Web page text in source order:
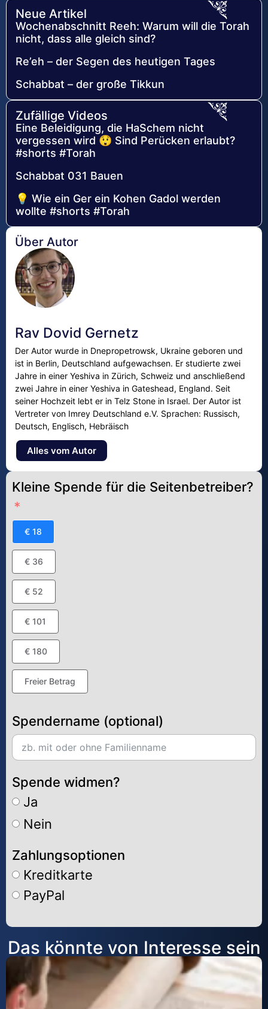
Neue Artikel
Wochenabschnitt Reeh: Warum will die Torah
nicht, dass alle gleich sind?
Re’eh – der Segen des heutigen Tages
Schabbat – der große Tikkun
Zufällige Videos
Eine Beleidigung, die HaSchem nicht
vergessen wird 😲 Sind Perücken erlaubt?
#shorts #Torah
Schabbat 031 Bauen
💡 Wie ein Ger ein Kohen Gadol werden
wollte #shorts #Torah
Über Autor
Rav Dovid Gernetz
Der Autor wurde in Dnepropetrowsk, Ukraine geboren und
ist in Berlin, Deutschland aufgewachsen. Er studierte zwei
Jahre in einer Yeshiva in Zürich, Schweiz und anschließend
zwei Jahre in einer Yeshiva in Gateshead, England. Seit
seiner Hochzeit lebt er in Telz Stone in Israel. Der Autor ist
Vertreter von Imrey Deutschland e.V. Sprachen: Russisch,
Deutsch, Englisch, Hebräisch
Alles vom Autor
Kleine Spende für die Seitenbetreiber?
€ 18
€ 36
€ 52
€ 101
€ 180
Freier Betrag
Spendername (optional)
Spende widmen?
Ja
Nein
Zahlungsoptionen
Kreditkarte
PayPal
Alternative:
Das könnte von Interesse sein